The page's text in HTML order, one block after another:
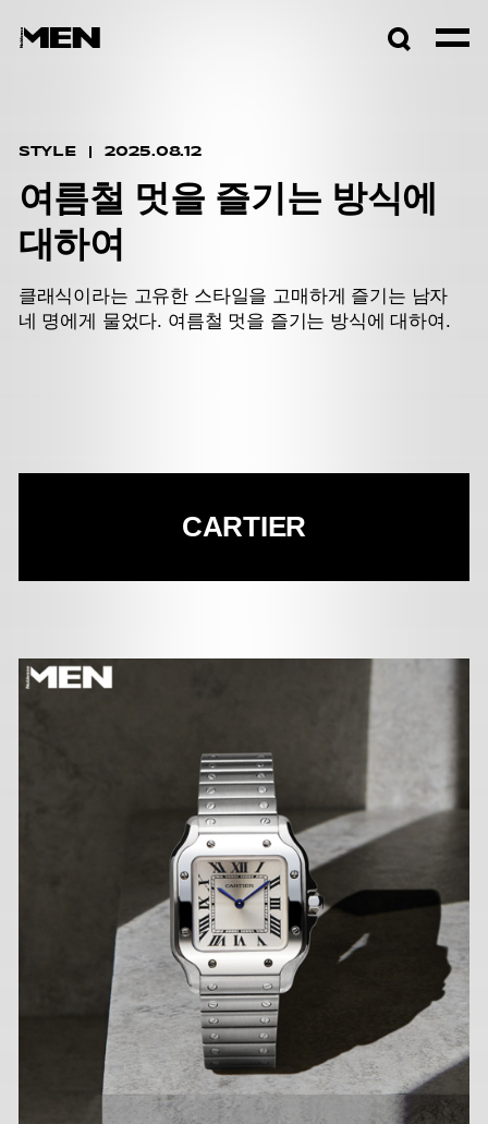
STYLE 2025.08.12
여름철 멋을 즐기는 방식에
대하여
클래식이라는 고유한 스타일을 고매하게 즐기는 남자
네 명에게 물었다. 여름철 멋을 즐기는 방식에 대하여.
CARTIER